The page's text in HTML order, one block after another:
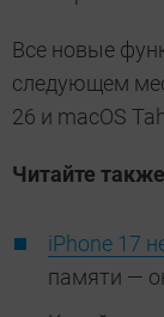
Все новые
следующем
26 и macOS
Читайте
iPhone 17
памяти —